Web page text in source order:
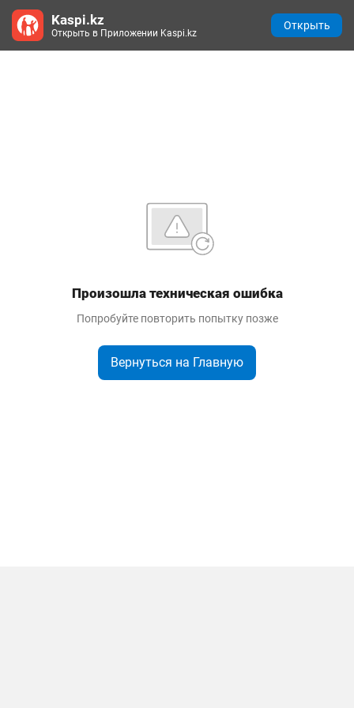
Произошла техническая ошибка
Попробуйте повторить попытку позже
Вернуться на Главную
Kaspi.kz
Открыть в Приложении Kaspi.kz
Открыть